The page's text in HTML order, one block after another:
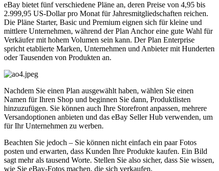
eBay bietet fünf verschiedene Pläne an, deren Preise von 4,95 bis
2.999,95 US-Dollar pro Monat für Jahresmitgliedschaften reichen.
Die Pläne Starter, Basic und Premium eignen sich für kleine und
mittlere Unternehmen, während der Plan Anchor eine gute Wahl für
Verkäufer mit hohem Volumen sein kann. Der Plan Enterprise
spricht etablierte Marken, Unternehmen und Anbieter mit Hunderten
oder Tausenden von Produkten an.
Nachdem Sie einen Plan ausgewählt haben, wählen Sie einen
Namen für Ihren Shop und beginnen Sie dann, Produktlisten
hinzuzufügen. Sie können auch Ihre Storefront anpassen, mehrere
Versandoptionen anbieten und das eBay Seller Hub verwenden, um
für Ihr Unternehmen zu werben.
Beachten Sie jedoch – Sie können nicht einfach ein paar Fotos
posten und erwarten, dass Kunden Ihre Produkte kaufen. Ein Bild
sagt mehr als tausend Worte. Stellen Sie also sicher, dass Sie wissen,
wie Sie eBay-Fotos machen, die sich verkaufen.